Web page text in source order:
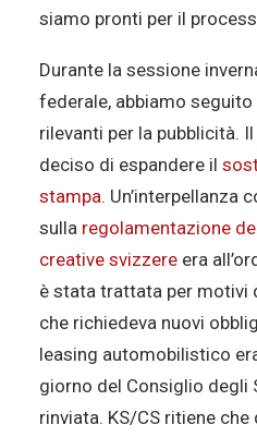
siamo pronti per il
Durante la sessione
federale, abbiamo
rilevanti per la pubblicità.
deciso di espandere il
stampa. Un’interpellanza
sulla regolamentazione
creative svizzere era
è stata trattata per motivi
che richiedeva nuovi
leasing automobilistico
giorno del Consiglio degli
rinviata. KS/CS ritiene